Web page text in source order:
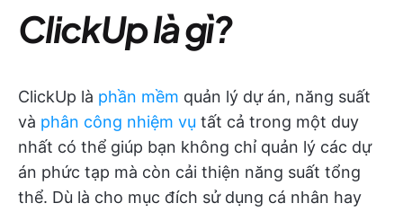
ClickUp là gì?
ClickUp là phần mềm quản lý dự án, năng suất
và phân công nhiệm vụ tất cả trong một duy
nhất có thể giúp bạn không chỉ quản lý các dự
án phức tạp mà còn cải thiện năng suất tổng
thể. Dù là cho mục đích sử dụng cá nhân hay